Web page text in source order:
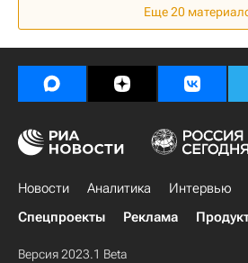
Россия
Еще 20
Новости Аналитика Интервью
Спецпроекты
Реклама
Версия 2023.1 Beta